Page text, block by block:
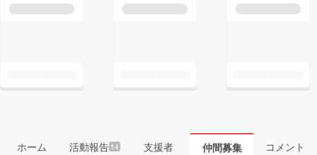
ホーム 活動報告14 支援者 仲間募集 コメント